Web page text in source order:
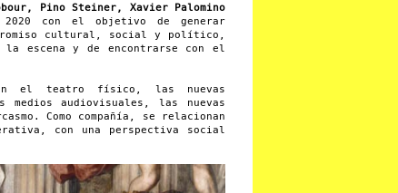
Pino Steiner, Xavier Palomino
2020 con el objetivo de generar
cultural, social y político,
la escena y de encontrarse con el
en el teatro físico, las nuevas
audiovisuales, las nuevas
Como compañía, se relacionan
con una perspectiva social